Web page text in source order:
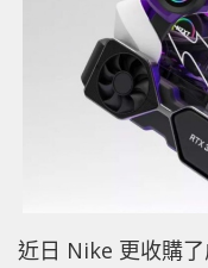
近日 Nike 更收購